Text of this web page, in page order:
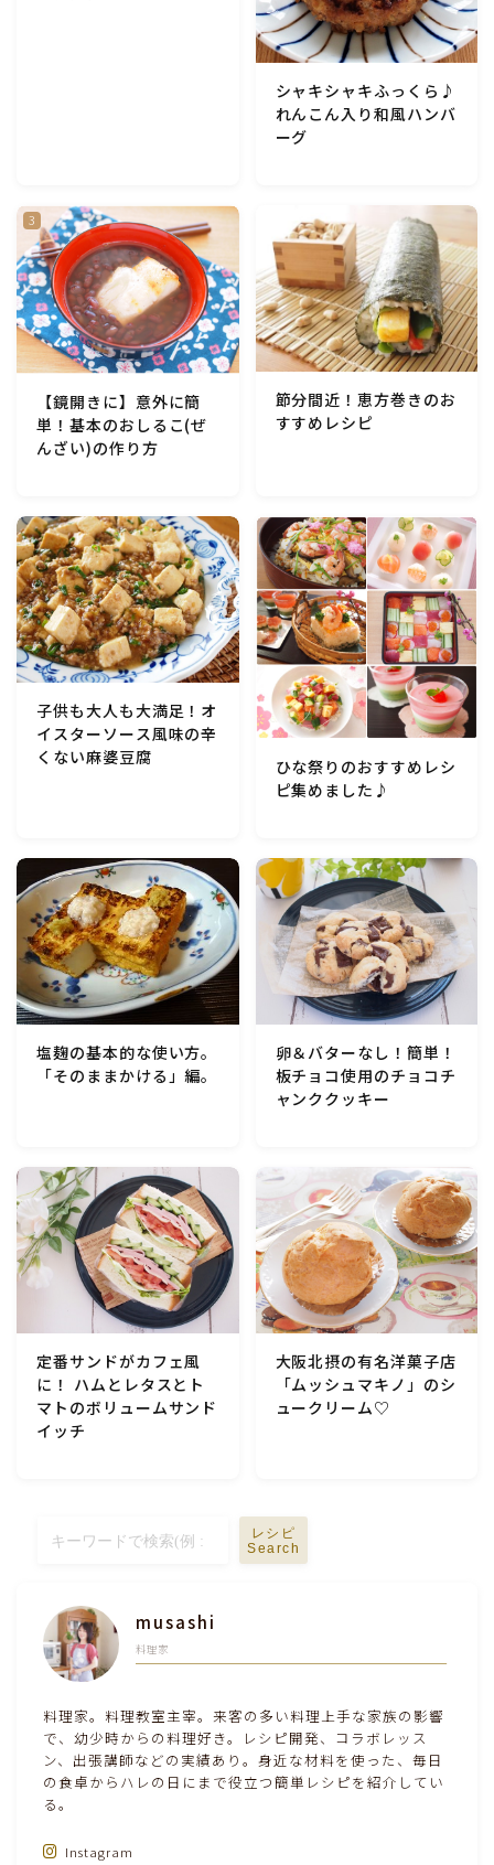
芋類(じゃが芋・さつま芋・里芋・山芋)
もやし・豆苗・たけのこ・せり・ふき・その他山菜料理
洋菓子 (冷菓)
洋菓子 (その他)
和菓子
マクロビスイーツ・自然派おやつ
米/ご飯料理・もち料理
麺料理(パスタ・うどん・そうめん・春雨など)
ハム・ベーコン・ソーセー・・スパム・チーズ料理
豆腐・厚揚げ・油揚げ・納豆・豆類・豆製品料理
行事食(おせち・ハロウィン・クリスマス・雛祭り・子
供の日・七夕等)
乾物・海藻・麩料理
漬物・ピクルス・保存食・発酵食品
ソース・ドレッシング・たれ・ディップ類
ドリンク・シロップ・ジャム類
テーブルコーディネート・食器・調理器具
離乳食・キッズメニュー
その他徒然
シャキシャキふっくら♪
れんこん入り和風ハンバ
ーグ
【鏡開きに】意外に簡
単！基本のおしるこ(ぜ
んざい)の作り方
節分間近！恵方巻きのお
すすめレシピ
子供も大人も大満足！オ
イスターソース風味の辛
くない麻婆豆腐
ひな祭りのおすすめレシ
ピ集めました♪
塩麹の基本的な使い方。
「そのままかける」編。
卵＆バターなし！簡単！
板チョコ使用のチョコチ
ャンククッキー
定番サンドがカフェ風
に！ ハムとレタスとト
マトのボリュームサンド
イッチ
大阪北摂の有名洋菓子店
「ムッシュマキノ」のシ
ュークリーム♡
レシピ
Search
musashi
料理家
料理家。料理教室主宰。来客の多い料理上手な家族の影響
で、幼少時からの料理好き。レシピ開発、コラボレッス
ン、出張講師などの実績あり。身近な材料を使った、毎日
の食卓からハレの日にまで役立つ簡単レシピを紹介してい
る。
Instagram